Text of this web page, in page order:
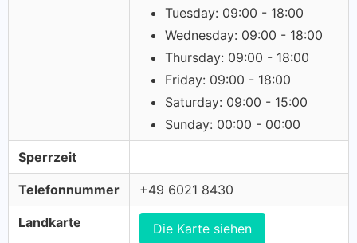
Tuesday: 09:00 - 18:00
Wednesday: 09:00 - 18:00
Thursday: 09:00 - 18:00
Friday: 09:00 - 18:00
Saturday: 09:00 - 15:00
Sunday: 00:00 - 00:00
Sperrzeit
Telefonnummer +49 6021 8430
Landkarte Die Karte siehen